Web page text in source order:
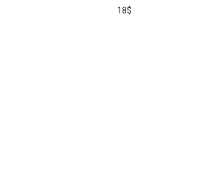
18$